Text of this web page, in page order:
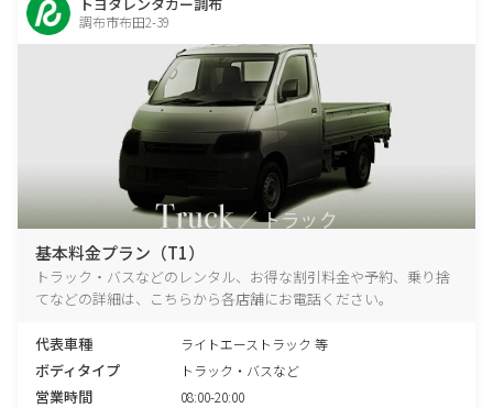
調布市布田2-39
基本料金プラン（T1）
トラック・バスなどのレンタル、お得な割引料金や予約、乗り捨
てなどの詳細は、こちらから各店舗にお電話ください。
代表車種 ライトエーストラック 等
ボディタイプ トラック・バスなど
営業時間 08:00-20:00